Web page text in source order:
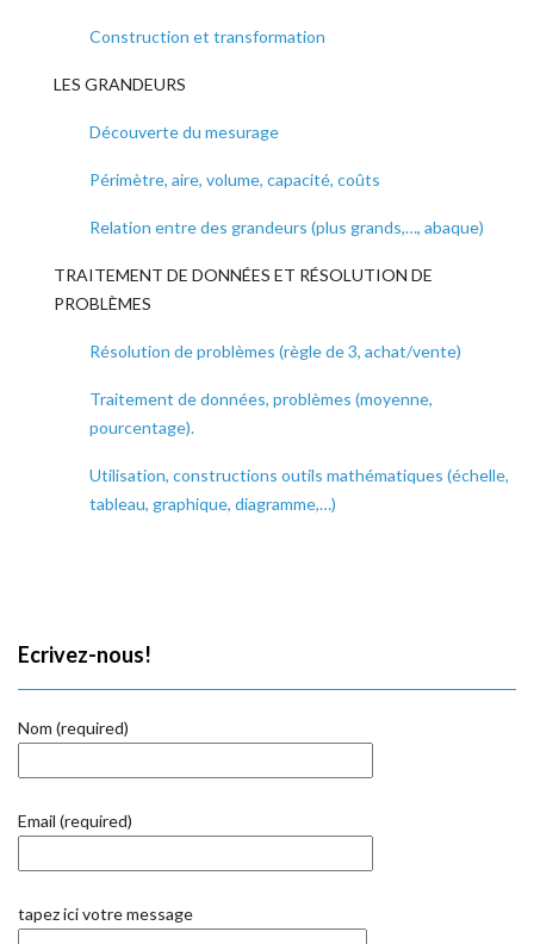
Construction et transformation
LES GRANDEURS
Découverte du mesurage
Périmètre, aire, volume, capacité, coûts
Relation entre des grandeurs (plus grands,…, abaque)
TRAITEMENT DE DONNÉES ET RÉSOLUTION DE
PROBLÈMES
Résolution de problèmes (règle de 3, achat/vente)
Traitement de données, problèmes (moyenne,
pourcentage).
Utilisation, constructions outils mathématiques (échelle,
tableau, graphique, diagramme,…)
Ecrivez-nous!
Nom (required)
Email (required)
tapez ici votre message